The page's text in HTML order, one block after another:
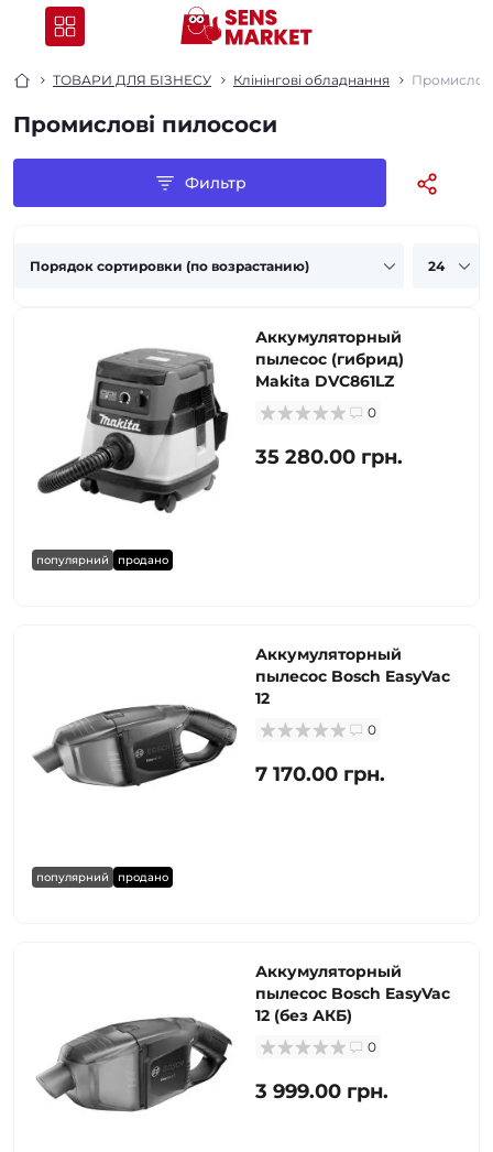
ТОВАРИ ДЛЯ БІЗНЕСУ Клінінгові обладнання
Промислові пилососи
Фильтр
популярний продано
Аккумуляторный
пылесос (гибрид)
Makita DVC861LZ
0
35 280.00 грн.
популярний продано
Аккумуляторный
пылесос Bosch EasyVac
12
0
7 170.00 грн.
Аккумуляторный
пылесос Bosch EasyVac
12 (без АКБ)
0
3 999.00 грн.